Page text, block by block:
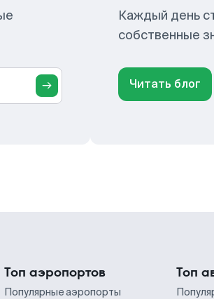
Каждый день
собственные
Читать блог
Топ аэропортов
Популярные аэропорты
Топ